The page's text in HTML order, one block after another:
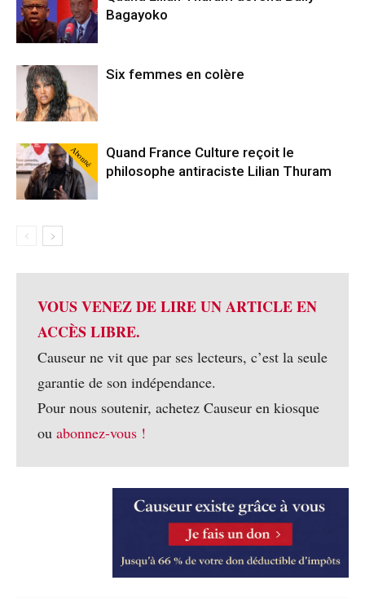
Bagayoko
Six femmes en colère
Abonné
Quand France Culture reçoit le
philosophe antiraciste Lilian Thuram
VOUS VENEZ DE LIRE UN ARTICLE EN
ACCÈS LIBRE.
Causeur ne vit que par ses lecteurs, c’est la seule
garantie de son indépendance.
Pour nous soutenir, achetez Causeur en kiosque
ou abonnez-vous !